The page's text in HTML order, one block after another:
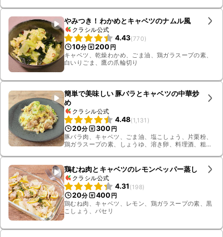
やみつき！わかめとキャベツのナムル風
クラシル公式
4.43(770)
10分 200 円
キャベツ、乾燥わかめ、ごま油、鶏ガラスープの素、
白いりごま、鷹の爪輪切り
簡単で美味しい 豚バラとキャベツの中華炒
め
クラシル公式
4.48(1,131 )
20分 300 円
豚バラ肉、キャベツ、ごま油、塩こしょう、片栗粉、
鶏ガラスープの素、しょうゆ、溶き卵、料理酒、粗挽
鶏むね肉とキャベツのレモンペッパー蒸し
クラシル公式
4.31(198)
20分 400 円
鶏むね肉、キャベツ、レモン、鶏ガラスープの素、黒
こしょう、パセリ